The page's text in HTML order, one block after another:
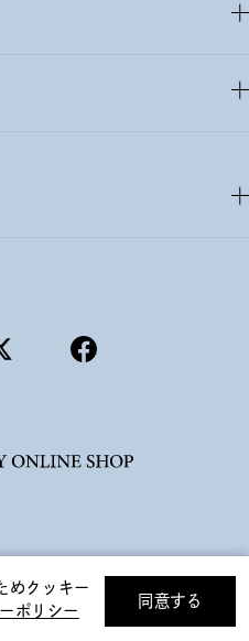
絞り込んで検索する
めクッキー
ポリシー
同意する